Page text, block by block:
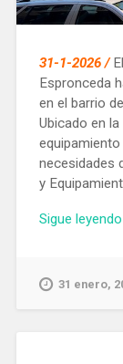
31-1-2026 /
Espronceda
en el barrio
Ubicado en
necesidades
y
Sigue leyendo
31 enero,